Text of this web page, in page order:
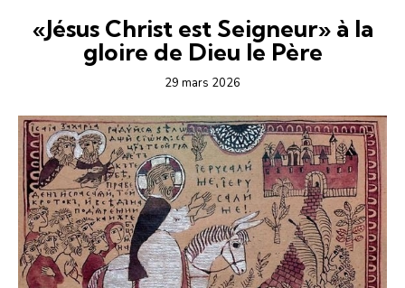
«Jésus Christ est Seigneur» à la
gloire de Dieu le Père
29 mars 2026